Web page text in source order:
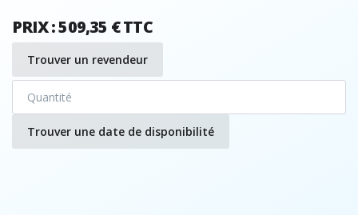
PRIX : 509,35 € TTC
Trouver un revendeur
Trouver une date de disponibilité